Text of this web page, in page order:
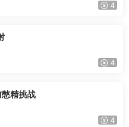
4
4
憋精挑战
4